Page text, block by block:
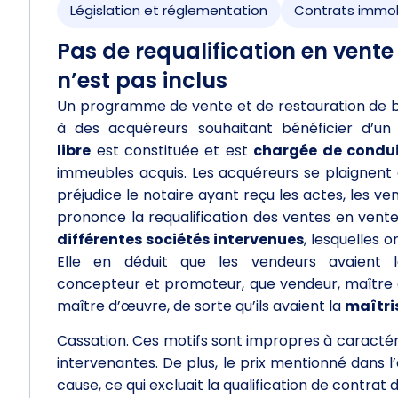
Législation et réglementation Contrats
Pas de requalification en
n’est pas inclus
Un programme de vente et de restauration de
à des acquéreurs souhaitant bénéficier
libre est constituée et est chargée de
immeubles acquis. Les acquéreurs se
préjudice le notaire ayant reçu les actes, les
prononce la requalification des ventes en
différentes sociétés intervenues, lesquelles
Elle en déduit que les vendeurs
concepteur et promoteur, que vendeur, maître
maître d’œuvre, de sorte qu’ils avaient la
Cassation. Ces motifs sont impropres à
intervenantes. De plus, le prix mentionné
cause, ce qui excluait la qualification de contrat